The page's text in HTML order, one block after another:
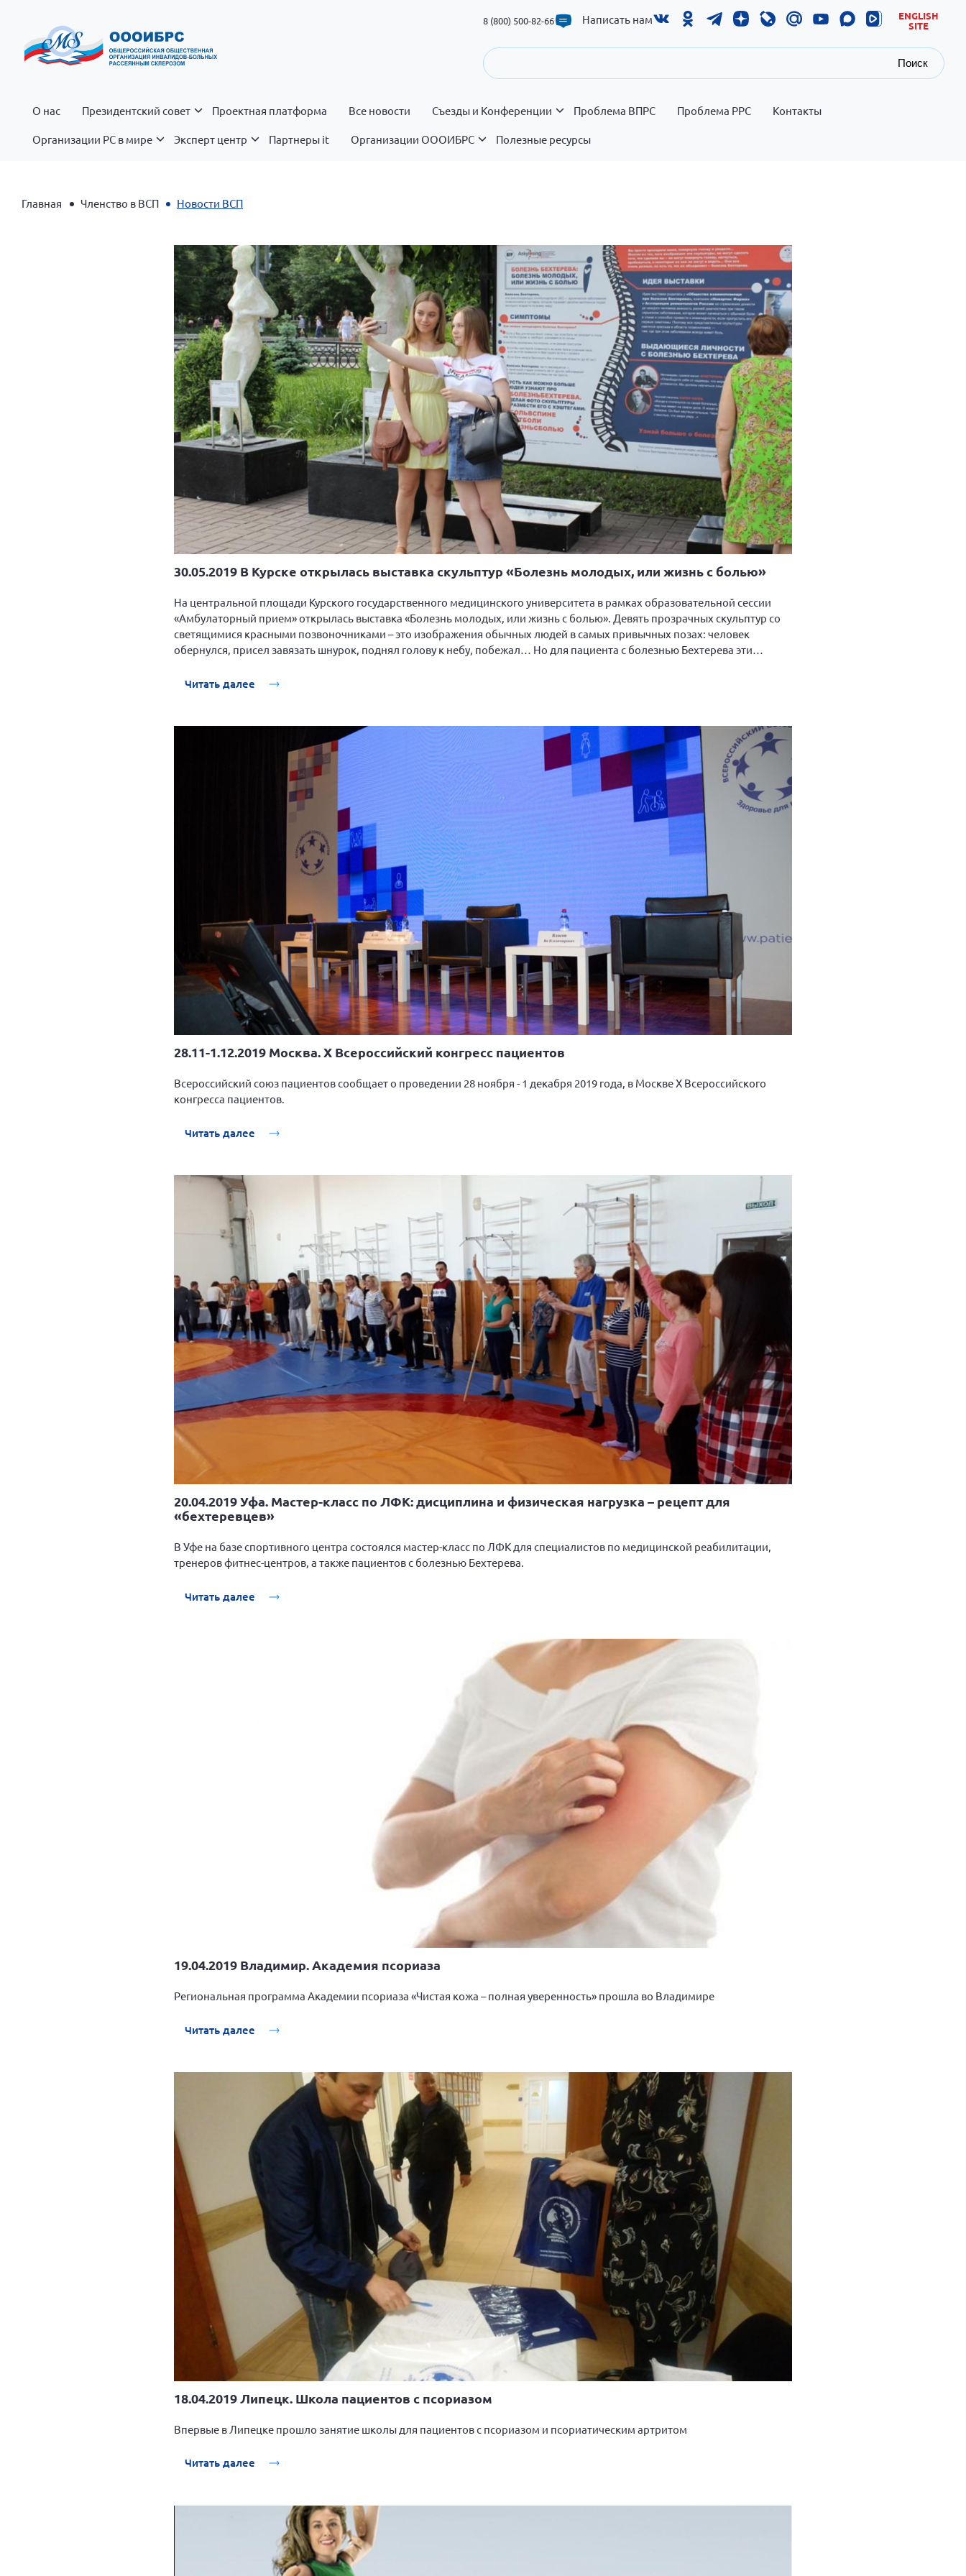
8 (800) 500-82-66 Написать нам
ENGLISH
SITE
Поиск
О нас Президентский совет Проектная платформа Все новости Съезды и Конференции Проблема ВПРС Проблема РРС Контакты
Организации РС в мире Эксперт центр Партнеры it Организации ОООИБРС Полезные ресурсы
Главная Членство в ВСП Новости ВСП
30.05.2019 В Курске открылась выставка скульптур «Болезнь молодых, или жизнь с болью»
На центральной площади Курского государственного медицинского университета в рамках образовательной сессии
«Амбулаторный прием» открылась выставка «Болезнь молодых, или жизнь с болью». Девять прозрачных скульптур со
светящимися красными позвоночниками – это изображения обычных людей в самых привычных позах: человек
обернулся, присел завязать шнурок, поднял голову к небу, побежал… Но для пациента с болезнью Бехтерева эти
Читать далее
28.11-1.12.2019 Москва. X Всероссийский конгресс пациентов
Всероссийский союз пациентов сообщает o проведении 28 ноября - 1 декабря 2019 года, в Москве X Всероссийского
конгресса пациентов.
Читать далее
20.04.2019 Уфа. Мастер-класс по ЛФК: дисциплина и физическая нагрузка – рецепт для
«бехтеревцев»
В Уфе на базе спортивного центра состоялся мастер-класс по ЛФК для специалистов по медицинской реабилитации,
тренеров фитнес-центров, а также пациентов с болезнью Бехтерева.
Читать далее
19.04.2019 Владимир. Академия псориаза
Региональная программа Академии псориаза «Чистая кожа – полная уверенность» прошла во Владимире
Читать далее
18.04.2019 Липецк. Школа пациентов с псориазом
Впервые в Липецке прошло занятие школы для пациентов с псориазом и псориатическим артритом
Читать далее